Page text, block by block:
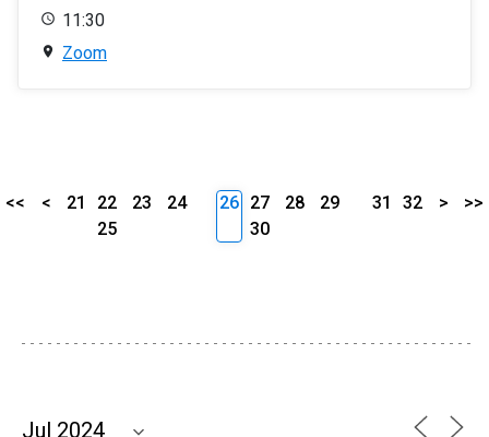
11:30
Zoom
<< < 21 22 23
24
25
26 27 28
29
30
31 32 > >>